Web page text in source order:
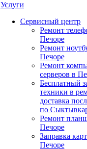
Услуги
Сервисный центр
Ремонт
Печоре
Ремонт
Печоре
Ремонт
серверов в
Бесплатный
техники в
доставка
по
Ремонт
Печоре
Заправка
Печоре